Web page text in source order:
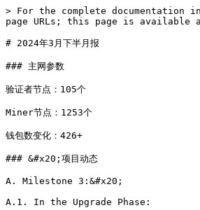
> For the complete
page URLs; this page is available
# 2024年3月下半月报
### 主网参数
验证者节点：105个
Miner节点：1253个
钱包数变化：426+
### &#x20;项目动态
A. Milestone 3:&#x20;
A.1. In the Upgrade Phase: